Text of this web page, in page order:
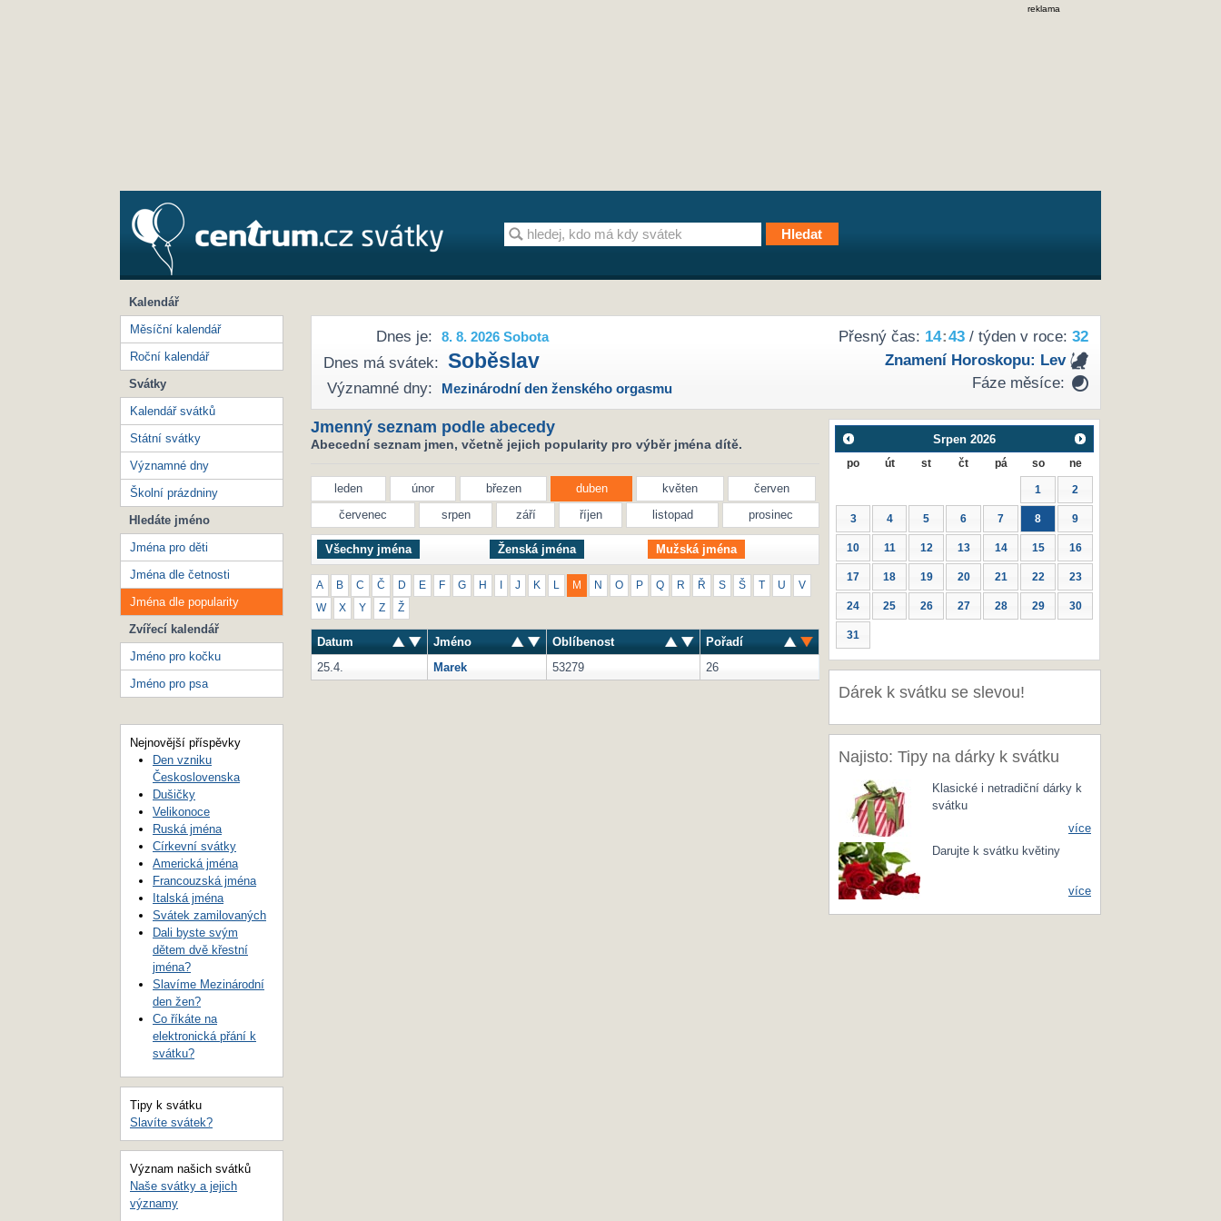
reklama
Přesný čas: 14:43/ týden v roce: 32
Znamení Horoskopu: Lev
Fáze měsíce:
Dnes je: 8. 8. 2026 Sobota
Dnes má svátek: Soběslav
Významné dny: Mezinárodní den ženského orgasmu
Jmenný seznam podle abecedy
Abecední seznam jmen, včetně jejich popularity pro výběr jména dítě.
leden únor březen duben květen
červen
červenec
srpen září říjen listopad prosinec
Všechny jména Ženská jména Mužská jména
A B C Č D E F G H J K M N O P Q R Ř S Š T U V
W X Y Z Ž
Datum Jméno Oblíbenost
Pořadí
25.4.
Marek 53279 26
Srpen 2026
po út st čt pá so ne
1 2
3 4 5 6 7 8 9
10 11 12 13 14 15 16
17 18 19 20 21 22 23
24 25 26 27 28 29 30
31
Dárek k svátku se slevou!
Najisto: Tipy na dárky k svátku
Klasické i netradiční dárky k
svátku
více
Darujte k svátku květiny
více
Kalendář
Měsíční kalendář
Roční kalendář
Svátky
Kalendář svátků
Státní svátky
Významné dny
Školní prázdniny
Hledáte jméno
Jména pro děti
Jména dle četnosti
Jména dle popularity
Zvířecí kalendář
Jméno pro kočku
Jméno pro psa
Nejnovější příspěvky
Den vzniku
Československa
Dušičky
Velikonoce
Ruská jména
Církevní svátky
Americká jména
Francouzská jména
Italská jména
Svátek zamilovaných
Dali byste svým
dětem dvě křestní
jména?
Slavíme Mezinárodní
den žen?
Co říkáte na
elektronická přání k
svátku?
Tipy k svátku
Slavíte svátek?
Význam našich svátků
Naše svátky a jejich
významy